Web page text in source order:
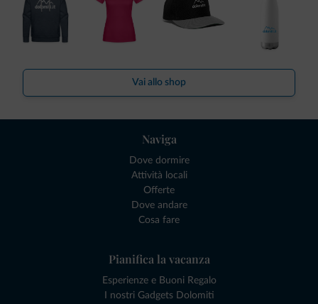
Vai allo shop
Naviga
Dove dormire
Attività locali
Offerte
Dove andare
Cosa fare
Pianifica la vacanza
Esperienze e Buoni Regalo
I nostri Gadgets Dolomiti